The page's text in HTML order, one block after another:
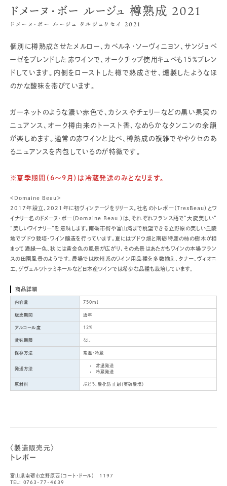
ドメーヌ・ボー ルージュ 樽熟成 2021
ドメーヌ・ボー ルージュ タルジュクセイ 2021
個別に樽熟成させたメルロー、カベルネ・ソーヴィニヨン、サンジョベ
ーゼをブレンドした赤ワインで、オークチップ使用キュベも15％ブレン
ドしています。内側をローストした樽で熟成させ、燻製したようなほ
のかな酸味を帯びています。
ガーネットのような濃い赤色で、カシスやチェリーなどの黒い果実の
ニュアンス、オーク樽由来のトースト香、なめらかなタンニンの余韻
が楽しめます。通常の赤ワインと比べ、樽熟成の複雑でややクセのあ
るニュアンスを内包しているのが特徴です。
※夏季期間（6～9月）は冷蔵発送のみとなります。
＜Domaine Beau＞
2017年設立、2021年に初ヴィンテージをリリース。社名のトレボー（TresBeau）とワ
イナリー名のドメーヌ・ボー（Domaine Beau ）は、それぞれフランス語で“大変美しい”
“美しいワイナリー”を意味します。南砺市街や富山湾まで眺望できる立野原の美しい丘陵
地でブドウ栽培・ワイン醸造を行っています。夏にはブドウ畑と南砺特産の柿の樹木が相
まって濃緑一色、秋には黄金色の風景が広がり、その光景はあたかもワインの本場フラン
スの田園風景のようです。農場では欧州系のワイン用品種を多数揃え、タナー、ヴィオニ
エ、ゲヴェルツトラミネールなど日本産ワインでは希少な品種も栽培しています。
商品詳細
内容量 750ml
販売期間 通年
アルコール度 12%
賞味期限 なし
保存方法 常温・冷蔵
発送方法
常温発送
冷蔵発送
原材料 ぶどう、酸化防止剤（亜硫酸塩）
〈製造販売元〉
トレボー
富山県南砺市立野原西（コート・ドール） 1197
TEL: 0763-77-4639